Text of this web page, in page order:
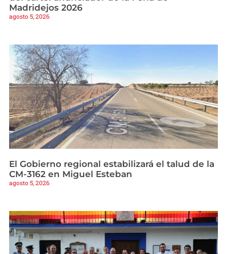
Madridejos 2026
agosto 5, 2026
El Gobierno regional estabilizará el talud de la
CM-3162 en Miguel Esteban
agosto 5, 2026